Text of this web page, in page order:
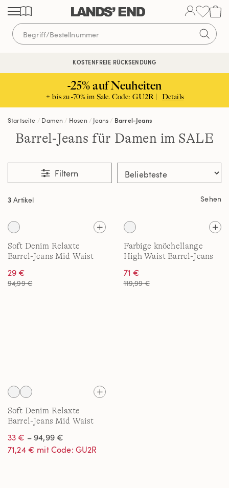
Direkt
zum
Inhalt
Direkt
zur
Navigation
Direkt
zur
Suche
KOSTENFREIE RÜCKSENDUNG
-25% auf Neuheiten
+ bis zu -70% im Sale. Code: GU2R | Details
Startseite Damen Hosen Jeans Barrel-Jeans
Barrel-Jeans für Damen im SALE
Filtern
3 Artikel Sehen
Soft Denim Relaxte
Barrel-Jeans Mid Waist
29 €
94,99 €
Farbige knöchellange
High Waist Barrel-Jeans
71 €
119,99 €
Soft Denim Relaxte
Barrel-Jeans Mid Waist
33 € – 94,99 €
71,24 € mit Code: GU2R